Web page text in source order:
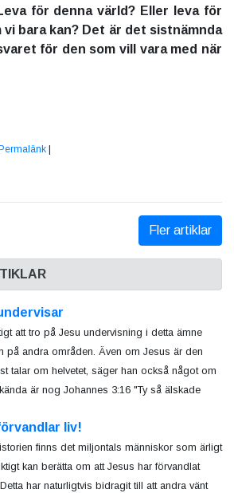
för denna värld? Eller leva för
vi bara kan? Det är det sistnämnda
för den som vill vara med när
Permalänk
Fler artiklar
att tro på Jesu undervisning i detta ämne
på andra områden. Även om Jesus är den
talar om helvetet, säger han också något om
är nog Johannes 3:16 "Ty så älskade
liv!
finns det miljontals människor som ärligt
kan berätta om att Jesus har förvandlat
har naturligtvis bidragit till att andra vänt